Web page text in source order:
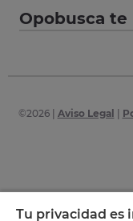
Opobusca
©2026| Aviso Legal
Tu privacidad es